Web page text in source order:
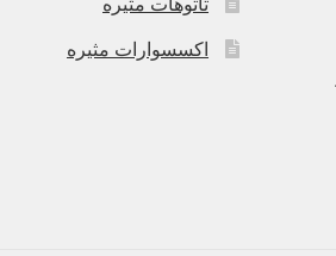
اكسسوارات مثيره